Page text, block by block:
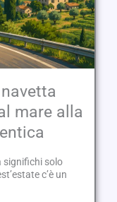
mare alla
significhi solo
c’è un